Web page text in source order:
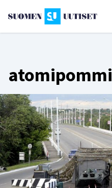
atomipommi